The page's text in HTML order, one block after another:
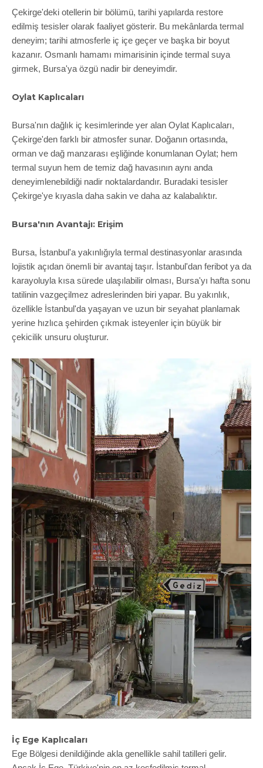
Çekirge'deki otellerin bir bölümü, tarihi yapılarda restore
edilmiş tesisler olarak faaliyet gösterir. Bu mekânlarda termal
deneyim; tarihi atmosferle iç içe geçer ve başka bir boyut
kazanır. Osmanlı hamamı mimarisinin içinde termal suya
girmek, Bursa'ya özgü nadir bir deneyimdir.
Oylat Kaplıcaları
Bursa'nın dağlık iç kesimlerinde yer alan Oylat Kaplıcaları,
Çekirge'den farklı bir atmosfer sunar. Doğanın ortasında,
orman ve dağ manzarası eşliğinde konumlanan Oylat; hem
termal suyun hem de temiz dağ havasının aynı anda
deneyimlenebildiği nadir noktalardandır. Buradaki tesisler
Çekirge'ye kıyasla daha sakin ve daha az kalabalıktır.
Bursa'nın Avantajı: Erişim
Bursa, İstanbul'a yakınlığıyla termal destinasyonlar arasında
lojistik açıdan önemli bir avantaj taşır. İstanbul'dan feribot ya da
karayoluyla kısa sürede ulaşılabilir olması, Bursa'yı hafta sonu
tatilinin vazgeçilmez adreslerinden biri yapar. Bu yakınlık,
özellikle İstanbul'da yaşayan ve uzun bir seyahat planlamak
yerine hızlıca şehirden çıkmak isteyenler için büyük bir
çekicilik unsuru oluşturur.
İç Ege Kaplıcaları
Ege Bölgesi denildiğinde akla genellikle sahil tatilleri gelir.